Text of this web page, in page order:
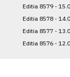
Editia 8579 -
Editia 8578 -
Editia 8577 -
Editia 8576 -